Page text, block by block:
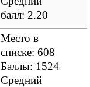
балл: 2.20
Место в
списке: 608
Баллы: 1524
Средний